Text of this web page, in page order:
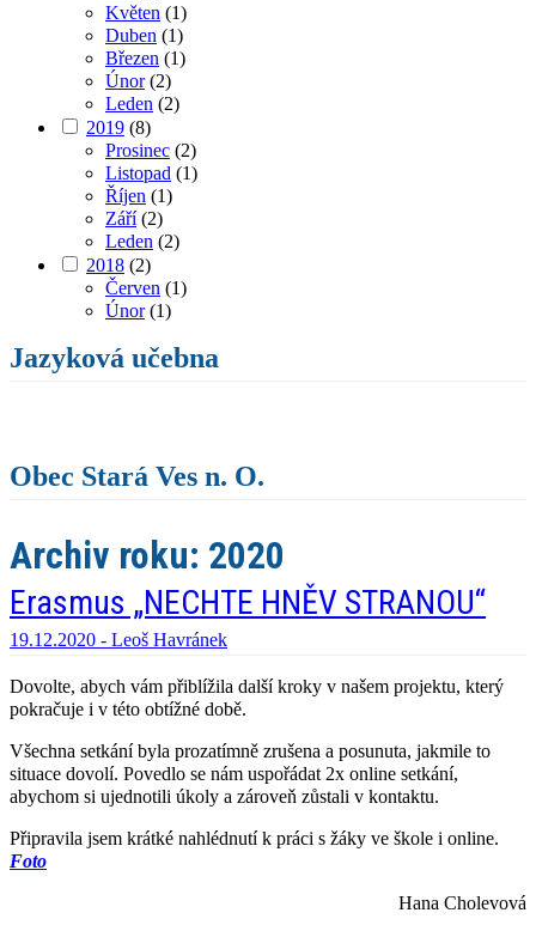
Květen (1)
Duben (1)
Březen (1)
Únor(2)
Leden (2)
2019 (8)
Prosinec (2)
Listopad (1)
Říjen (1)
Září(2)
Leden (2)
2018 (2)
Červen (1)
Únor(1)
Jazyková učebna
Obec Stará Ves n. O.
Archiv roku: 2020
Erasmus „NECHTE HNĚV STRANOU“
19.12.2020 - Leoš Havránek
Dovolte, abych vám přiblížila další kroky v našem projektu, který
pokračuje i v této obtížné době.
Všechna setkání byla prozatímně zrušena a posunuta, jakmile to
situace dovolí. Povedlo se nám uspořádat 2x online setkání,
abychom si ujednotili úkoly a zároveň zůstali v kontaktu.
Připravila jsem krátké nahlédnutí k práci s žáky ve škole i online.
Foto
Hana Cholevová